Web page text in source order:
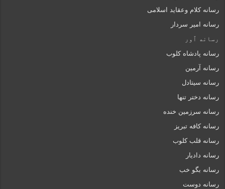
رسانه کلام وعقاید اسلامی
رسانه امیر سردار
رسانه ٱور
رسانه پادشاه کلوب
رسانه آرمین
رسانه سیتادل
رسانه دختر تنها
رسانه سرزمین خنده
رسانه کافه تبریز
رسانه قلب کلوب
رسانه دادیار
رسانه بگو خب
رسانه دوست